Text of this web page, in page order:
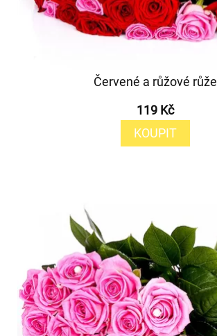
Červené a růžové růže
119 Kč
KOUPIT